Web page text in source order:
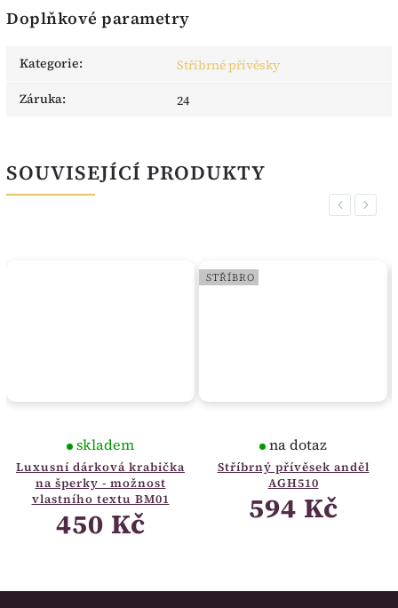
Doplňkové parametry
Kategorie:
Stříbrné přívěsky
Záruka: 24
SOUVISEJÍCÍ PRODUKTY
Previous
Luxusní dárková krabička
na šperky - možnost
vlastního textu BM01
skladem
450 Kč
STŘÍBRO
Stříbrný přívěsek anděl
AGH510
na dotaz
594 Kč
Next